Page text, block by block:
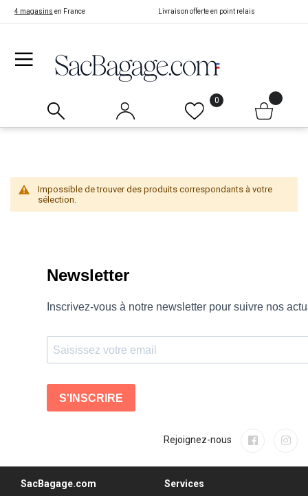
4 magasins en France Livraison offerte en point relais
0
Impossible de trouver des produits correspondants à votre
sélection.
Rejoignez-nous
SacBagage.com
Services